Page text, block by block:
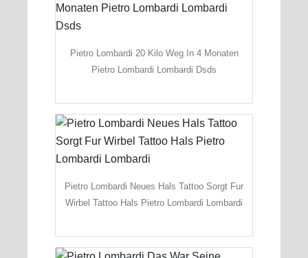
Pietro Lombardi 20 Kilo Weg In 4 Monaten
Pietro Lombardi Lombardi Dsds
Pietro Lombardi Neues Hals Tattoo Sorgt Fur
Wirbel Tattoo Hals Pietro Lombardi Lombardi